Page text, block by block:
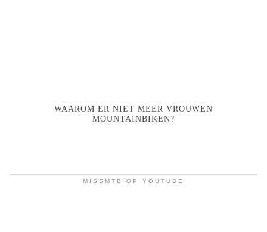
WAAROM ER NIET MEER VROUWEN
MOUNTAINBIKEN?
MISSMTB OP YOUTUBE